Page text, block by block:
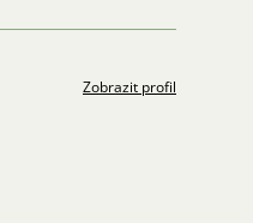
Zobrazit profil